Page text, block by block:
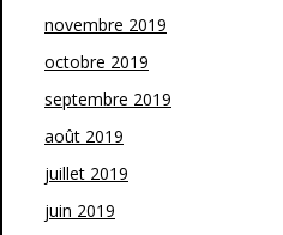
novembre 2019
octobre 2019
septembre 2019
août 2019
juillet 2019
juin 2019